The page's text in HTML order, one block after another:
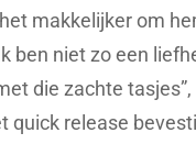
makkelijker om
ben niet zo een
die zachte
quick release